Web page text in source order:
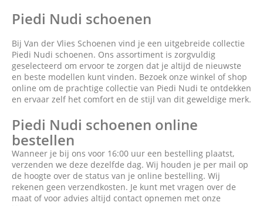
Piedi Nudi schoenen
Bij Van der Vlies Schoenen vind je een uitgebreide collectie
Piedi Nudi schoenen. Ons assortiment is zorgvuldig
geselecteerd om ervoor te zorgen dat je altijd de nieuwste
en beste modellen kunt vinden. Bezoek onze winkel of shop
online om de prachtige collectie van Piedi Nudi te ontdekken
en ervaar zelf het comfort en de stijl van dit geweldige merk.
Piedi Nudi schoenen online
bestellen
Wanneer je bij ons voor 16:00 uur een bestelling plaatst,
verzenden we deze dezelfde dag. Wij houden je per mail op
de hoogte over de status van je online bestelling. Wij
rekenen geen verzendkosten. Je kunt met vragen over de
maat of voor advies altijd contact opnemen met onze